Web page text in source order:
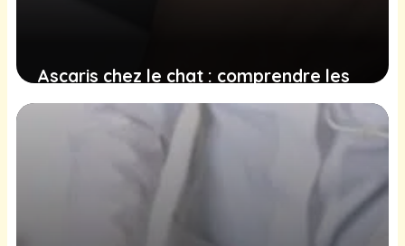
Ascaris chez le chat : comprendre les
symptômes, identifier les causes et
appliquer les traitements appropriés